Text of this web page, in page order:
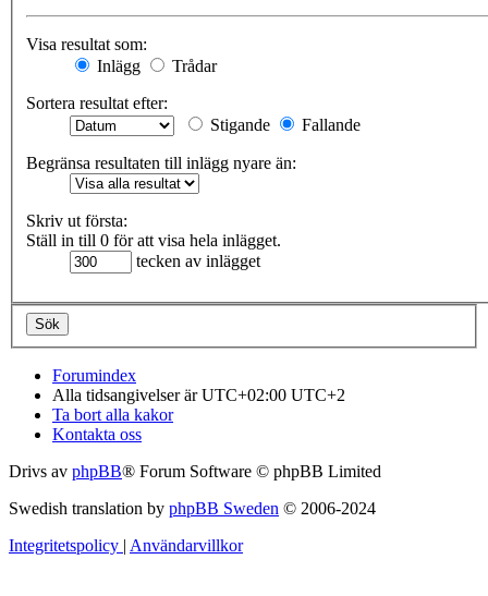
Visa resultat som:
Inlägg
Trådar
Sortera resultat efter:
Stigande
Fallande
Begränsa resultaten till inlägg nyare än:
Skriv ut första:
Ställ in till 0 för att visa hela inlägget.
tecken av inlägget
Forumindex
Alla tidsangivelser är UTC+02:00 UTC+2
Ta bort alla kakor
Kontakta oss
Drivs av phpBB® Forum Software © phpBB Limited
Swedish translation by phpBB Sweden © 2006-2024
Integritetspolicy | Användarvillkor